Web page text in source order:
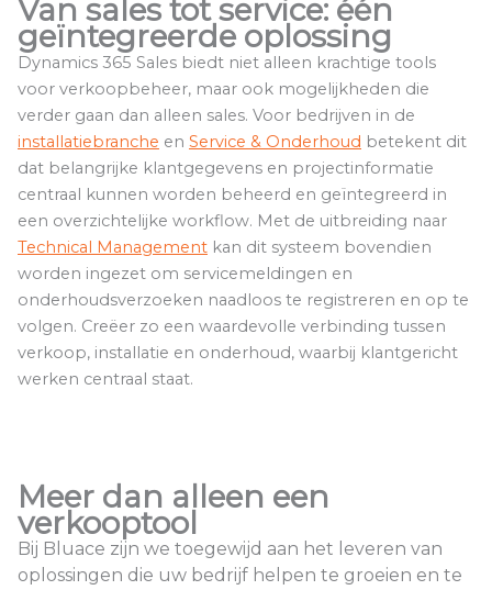
Van sales tot service: één
geïntegreerde oplossing
Dynamics 365 Sales biedt niet alleen krachtige tools
voor verkoopbeheer, maar ook mogelijkheden die
verder gaan dan alleen sales. Voor bedrijven in de
installatiebranche en Service & Onderhoud betekent dit
dat belangrijke klantgegevens en projectinformatie
centraal kunnen worden beheerd en geïntegreerd in
een overzichtelijke workflow. Met de uitbreiding naar
Technical Management kan dit systeem bovendien
worden ingezet om servicemeldingen en
onderhoudsverzoeken naadloos te registreren en op te
volgen. Creëer zo een waardevolle verbinding tussen
verkoop, installatie en onderhoud, waarbij klantgericht
werken centraal staat.
Meer dan alleen een
verkooptool
Bij Bluace zijn we toegewijd aan het leveren van
oplossingen die uw bedrijf helpen te groeien en te